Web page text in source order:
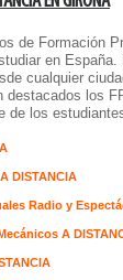
de Formación
en España.
cualquier
destacados los
de los
DISTANCIA
Radio y
A